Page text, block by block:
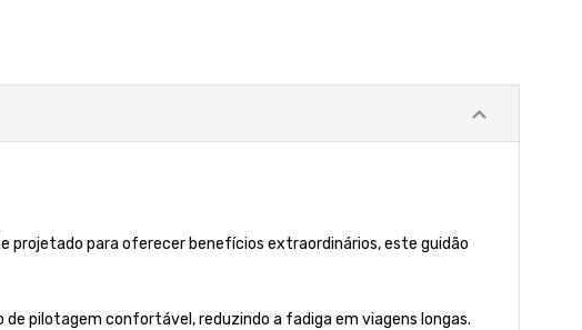
projetado para oferecer benefícios extraordinários, este guidão
pilotagem confortável, reduzindo a fadiga em viagens longas.